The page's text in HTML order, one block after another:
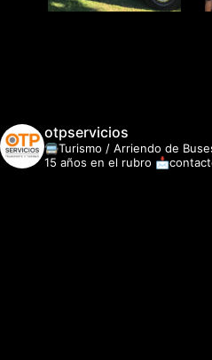
otpservicios
🚍Turismo / Arriendo de
15 años en el rubro